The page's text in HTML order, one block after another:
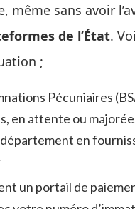
sans avoir
de l’État.
;
Pécuniaires
en attente ou
en
un portail de